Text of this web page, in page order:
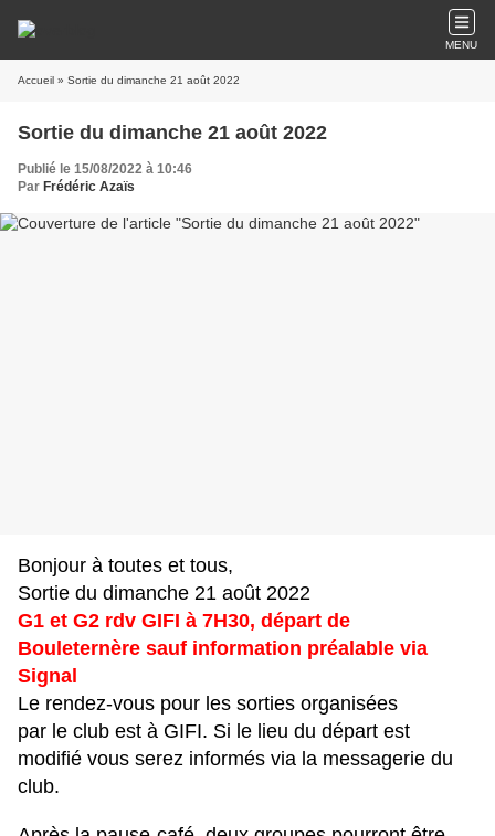
MENU
Accueil » Sortie du dimanche 21 août 2022
Sortie du dimanche 21 août 2022
Publié le 15/08/2022 à 10:46
Par Frédéric Azaïs
Bonjour à toutes et tous,
Sortie du dimanche 21 août 2022
G1 et G2 rdv GIFI à 7H30, départ de
Bouleternère sauf information préalable via
Signal
Le rendez-vous pour les sorties organisées
par le club est à GIFI. Si le lieu du départ est
modifié vous serez informés via la messagerie du
club.